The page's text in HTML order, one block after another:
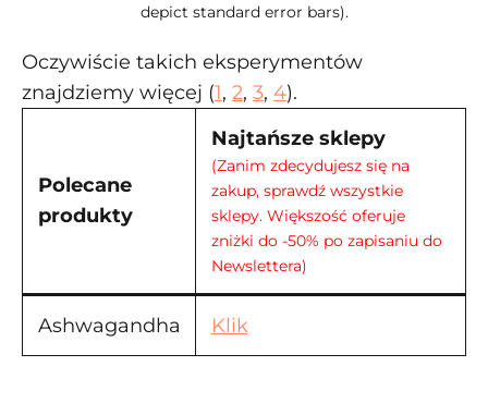
depict standard error bars).
Oczywiście takich eksperymentów
znajdziemy więcej (1, 2, 3, 4).
Polecane
produkty
Najtańsze sklepy
(Zanim zdecydujesz się na
zakup, sprawdź wszystkie
sklepy. Większość oferuje
zniżki do -50% po zapisaniu do
Newslettera)
Ashwagandha Klik